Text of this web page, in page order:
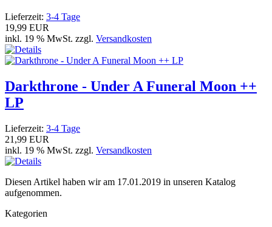
Lieferzeit: 3-4 Tage
19,99 EUR
inkl. 19 % MwSt. zzgl. Versandkosten
Darkthrone - Under A Funeral Moon ++
LP
Lieferzeit: 3-4 Tage
21,99 EUR
inkl. 19 % MwSt. zzgl. Versandkosten
Diesen Artikel haben wir am 17.01.2019 in unseren Katalog
aufgenommen.
Kategorien